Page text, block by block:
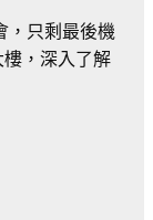
，只剩最後機
樓，深入了解